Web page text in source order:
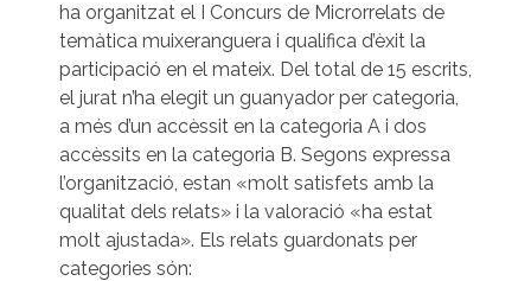
ha organitzat el I Concurs de Microrrelats de
temàtica muixeranguera i qualifica d’èxit la
participació en el mateix. Del total de 15 escrits,
el jurat n’ha elegit un guanyador per categoria,
a més d’un accèssit en la categoria A i dos
accèssits en la categoria B. Segons expressa
l’organització, estan «molt satisfets amb la
qualitat dels relats» i la valoració «ha estat
molt ajustada». Els relats guardonats per
categories són: